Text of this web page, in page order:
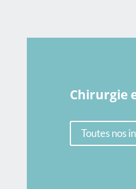
Chirurgie
Toutes nos